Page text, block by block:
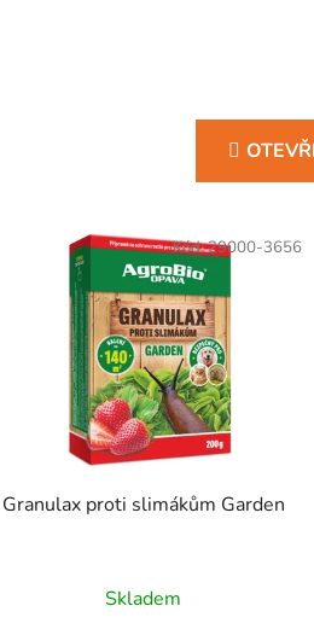
Granulax proti slimákům Garden
Skladem
Kód:29000-3656